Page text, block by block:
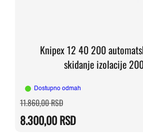
Knipex 12 40 200
skidanje izolacije
Dostupno odmah
11.860,00RSDOriginalna
cena
bila:
11.860,00 RSD.
8.300,00RSD
Trenutna
cena
8.300,00 RSD.